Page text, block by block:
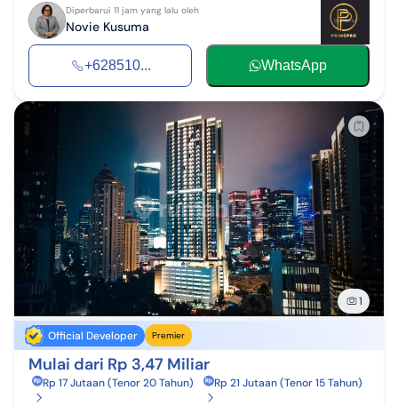
Diperbarui 11 jam yang lalu oleh
Novie Kusuma
+628510... WhatsApp
1
Official Developer Premier
Mulai dari Rp 3,47 Miliar
Rp 17 Jutaan (Tenor 20 Tahun) Rp 21 Jutaan (Tenor 15 Tahun)